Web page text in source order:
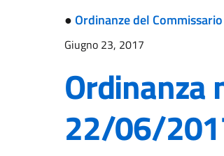
●Ordinanze del
Giugno 23, 2017
Ordinanza
22/06/